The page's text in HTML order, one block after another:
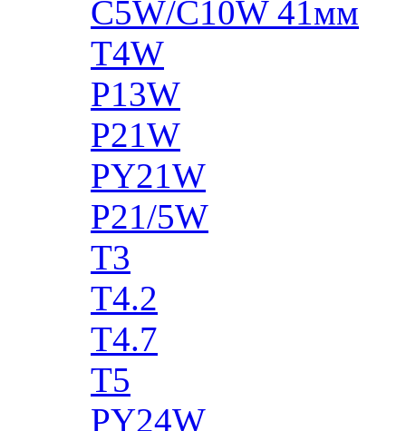
C5W/C10W 41мм
T4W
P13W
P21W
PY21W
P21/5W
T3
T4.2
T4.7
T5
PY24W